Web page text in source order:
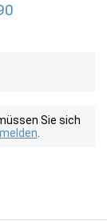
Sie sich